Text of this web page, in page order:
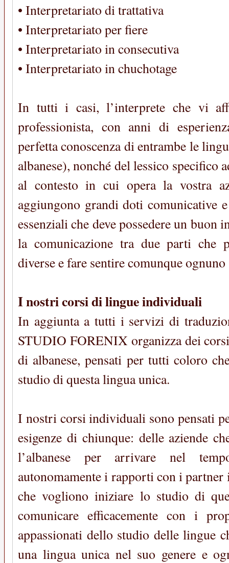
• Interpretariato di trattativa
• Interpretariato per fiere
• Interpretariato in consecutiva
• Interpretariato in chuchotage
In tutti i casi, l’interprete che vi
professionista, con anni di
perfetta conoscenza di entrambe le
albanese), nonché del lessico specifico
al contesto in cui opera la vostra
aggiungono grandi doti comunicative
essenziali che deve possedere un buon
la comunicazione tra due parti che
diverse e fare sentire comunque ognuno
I nostri corsi di lingue individuali
In aggiunta a tutti i servizi di
STUDIO FORENIX organizza dei
di albanese, pensati per tutti coloro
studio di questa lingua unica.
I nostri corsi individuali sono pensati
esigenze di chiunque: delle aziende
l’albanese per arrivare nel
autonomamente i rapporti con i
che vogliono iniziare lo studio di
comunicare efficacemente con i
appassionati dello studio delle lingue
una lingua unica nel suo genere e